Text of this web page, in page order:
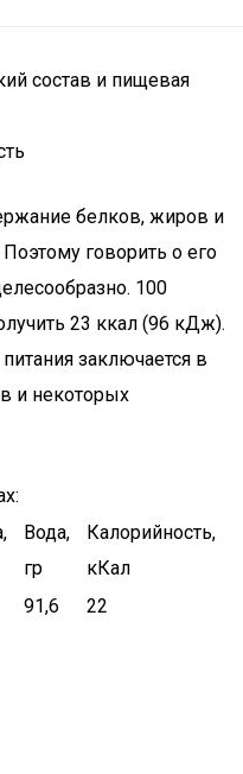
состав и пищевая
белков, жиров и
говорить о его
100
23 ккал (96 кДж).
заключается в
и некоторых
Вода,
гр
Калорийность,
кКал
91,6 22